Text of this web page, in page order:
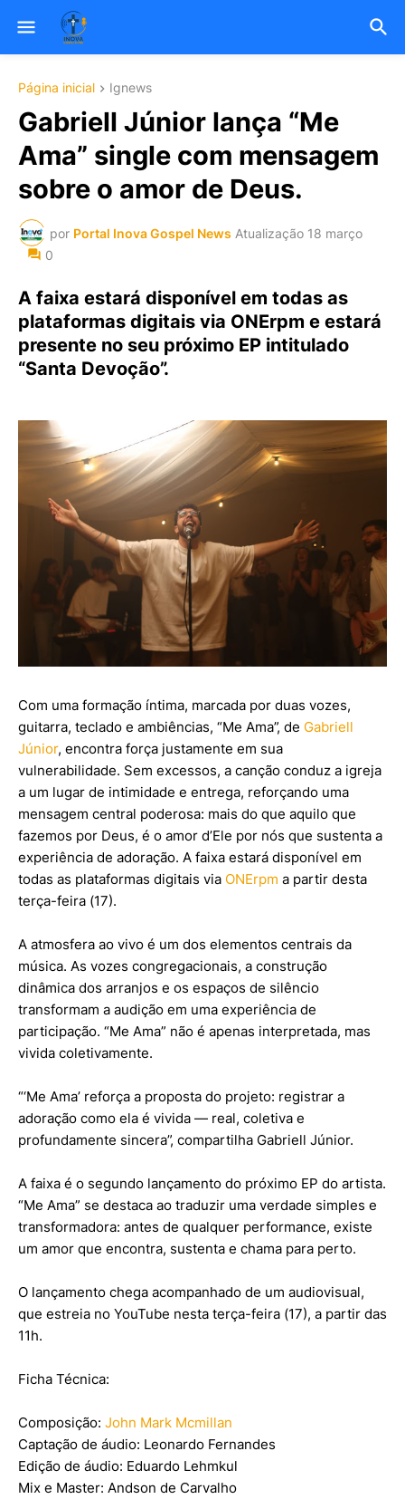
Página inicial Ignews
Gabriell Júnior lança “Me
Ama” single com mensagem
sobre o amor de Deus.
por Portal Inova Gospel News Atualização 18 março
0
A faixa estará disponível em todas as
plataformas digitais via ONErpm e estará
presente no seu próximo EP intitulado
“Santa Devoção”.
Com uma formação íntima, marcada por duas vozes,
guitarra, teclado e ambiências, “Me Ama”, de Gabriell
Júnior, encontra força justamente em sua
vulnerabilidade. Sem excessos, a canção conduz a igreja
a um lugar de intimidade e entrega, reforçando uma
mensagem central poderosa: mais do que aquilo que
fazemos por Deus, é o amor d’Ele por nós que sustenta a
experiência de adoração. A faixa estará disponível em
todas as plataformas digitais via ONErpm a partir desta
terça-feira (17).
A atmosfera ao vivo é um dos elementos centrais da
música. As vozes congregacionais, a construção
dinâmica dos arranjos e os espaços de silêncio
transformam a audição em uma experiência de
participação. “Me Ama” não é apenas interpretada, mas
vivida coletivamente.
“‘Me Ama’ reforça a proposta do projeto: registrar a
adoração como ela é vivida — real, coletiva e
profundamente sincera”, compartilha Gabriell Júnior.
A faixa é o segundo lançamento do próximo EP do artista.
“Me Ama” se destaca ao traduzir uma verdade simples e
transformadora: antes de qualquer performance, existe
um amor que encontra, sustenta e chama para perto.
O lançamento chega acompanhado de um audiovisual,
que estreia no YouTube nesta terça-feira (17), a partir das
11h.
Ficha Técnica:
Composição: John Mark Mcmillan
Captação de áudio: Leonardo Fernandes
Edição de áudio: Eduardo Lehmkul
Mix e Master: Andson de Carvalho